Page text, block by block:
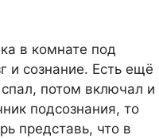
в комнате под
и сознание. Есть ещё
потом включал и
подсознания, то
представь, что в